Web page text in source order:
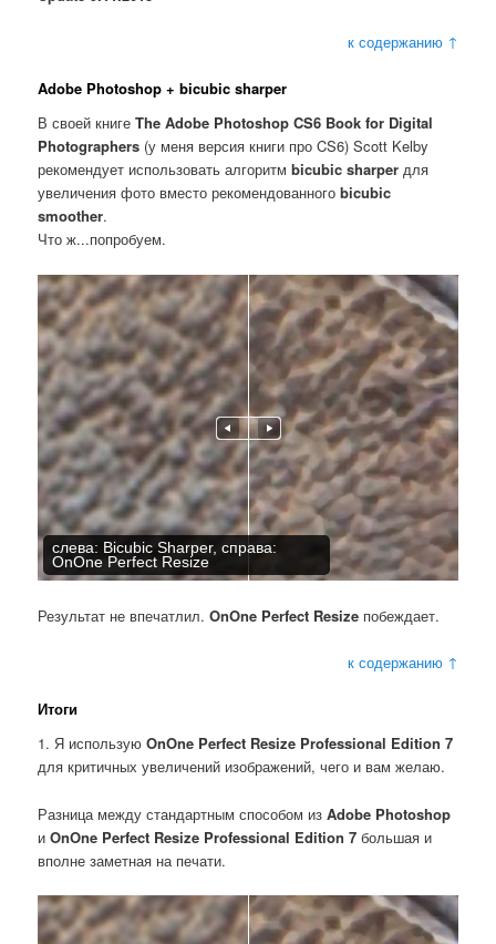
к содержанию ↑
Adobe Photoshop + bicubic sharper
В своей книгеThe Adobe Photoshop CS6 Book for Digital
Photographers (у меня версия книги про CS6) Scott Kelby
рекомендует использовать алгоритмbicubic sharper для
увеличения фото вместо рекомендованногоbicubic
smoother.
Что ж...попробуем.
слева: Bicubic Sharper, справа:
OnOne Perfect Resize
Результат не впечатлил.OnOne Perfect Resize побеждает.
к содержанию ↑
Итоги
1. Я используюOnOne Perfect Resize Professional Edition 7
для критичных увеличений изображений, чего и вам желаю.
Разница между стандартным способом изAdobe Photoshop
иOnOne Perfect Resize Professional Edition 7 большая и
вполне заметная на печати.